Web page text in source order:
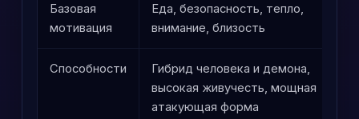
Базовая
мотивация
Еда, безопасность, тепло,
внимание, близость
Способности
Гибрид человека и демона,
высокая живучесть, мощная
атакующая форма